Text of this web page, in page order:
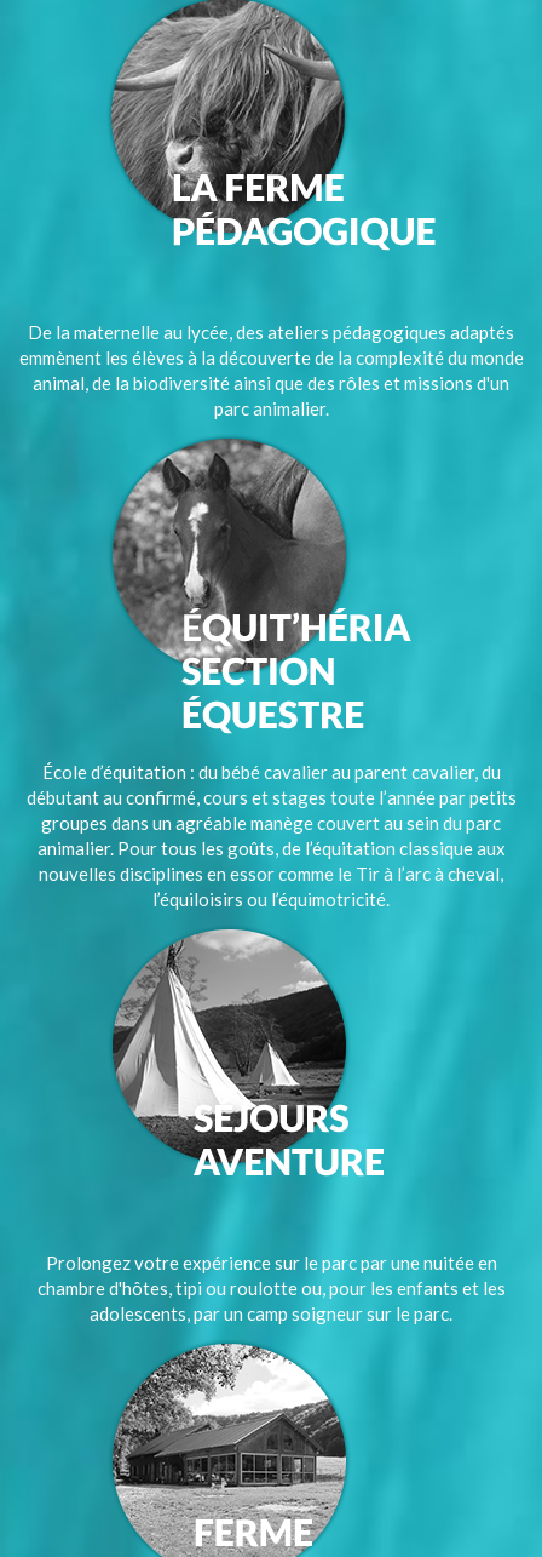
De la maternelle au lycée, des ateliers pédagogiques adaptés
emmènent les élèves à la découverte de la complexité du monde
animal, de la biodiversité ainsi que des rôles et missions d'un
parc animalier.
École d’équitation : du bébé cavalier au parent cavalier, du
débutant au confirmé, cours et stages toute l’année par petits
groupes dans un agréable manège couvert au sein du parc
animalier. Pour tous les goûts, de l’équitation classique aux
nouvelles disciplines en essor comme le Tir à l’arc à cheval,
l’équiloisirs ou l’équimotricité.
Prolongez votre expérience sur le parc par une nuitée en
chambre d'hôtes, tipi ou roulotte ou, pour les enfants et les
adolescents, par un camp soigneur sur le parc.